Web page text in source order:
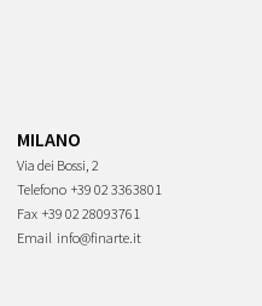
MILANO
Via dei Bossi, 2
Telefono +39 02 3363801
Fax +39 02 28093761
Email info@finarte.it